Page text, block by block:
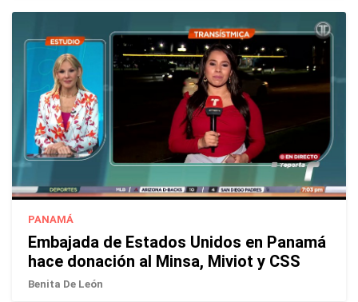
PANAMÁ
Embajada de Estados Unidos en Panamá
hace donación al Minsa, Miviot y CSS
Benita De León